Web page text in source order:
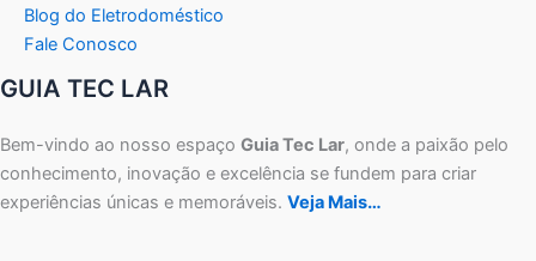
Blog do Eletrodoméstico
Fale Conosco
GUIA TEC LAR
Bem-vindo ao nosso espaço Guia Tec Lar, onde a paixão pelo
conhecimento, inovação e excelência se fundem para criar
experiências únicas e memoráveis. Veja Mais…